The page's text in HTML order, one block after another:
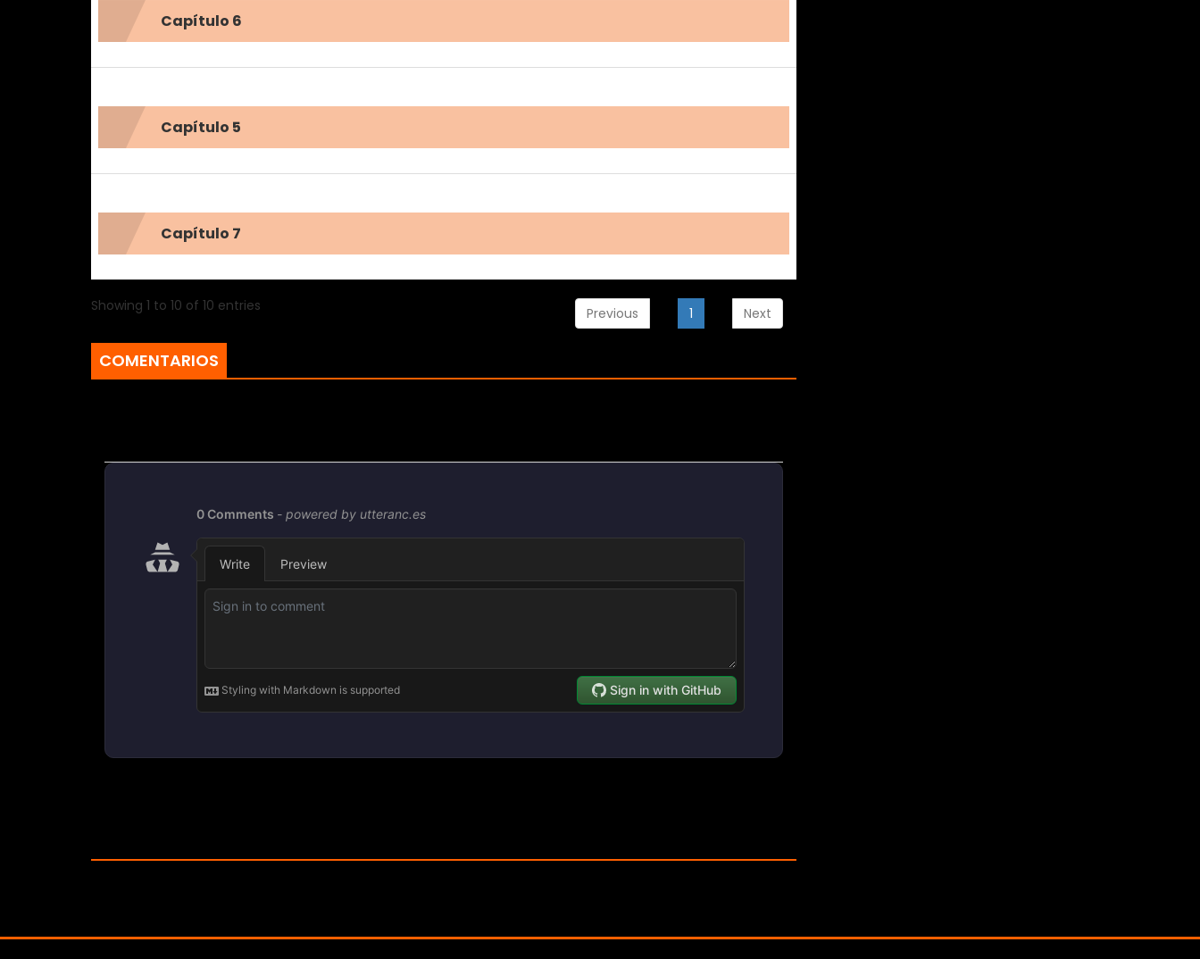
Capítulo 6
Capítulo 5
Capítulo 7
Showing 1 to 10 of 10 entries Previous 1 Next
COMENTARIOS